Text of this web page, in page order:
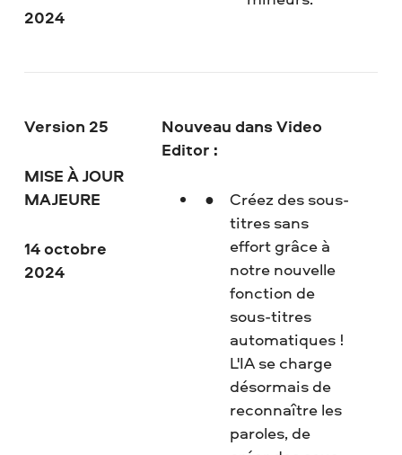
2024
Version 25
MISE À JOUR
MAJEURE
14 octobre
2024
Nouveau dans Video
Editor :
Créez des sous-
titres sans
effort grâce à
notre nouvelle
fonction de
sous-titres
automatiques !
L'IA se charge
désormais de
reconnaître les
paroles, de